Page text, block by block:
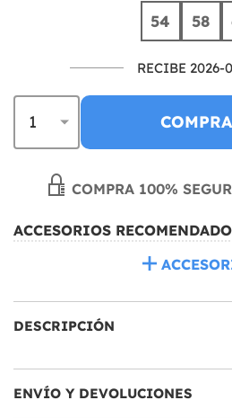
54 58
RECIBE 2026-
COMPRA 100%
ACCESORIOS
DESCRIPCIÓN
ENVÍO Y DEVOLUCIONES